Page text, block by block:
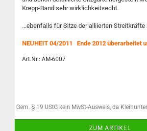
Krepp-Band sehr wirklichkeitsecht.
...ebenfalls für Sitze der alliierten Streitkräfte
NEUHEIT 04/2011 Ende 2012 überarbeitet
Art.Nr.: AM-6007
Gem. § 19 UStG kein MwSt-Ausweis, da
ZUM ARTIKEL